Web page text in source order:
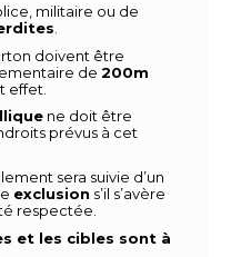
militaire ou de
doivent être
de 200m
effet.
ne doit être
prévus à cet
sera suivie d’un
exclusion s’il s’avère
respectée.
et les cibles sont à